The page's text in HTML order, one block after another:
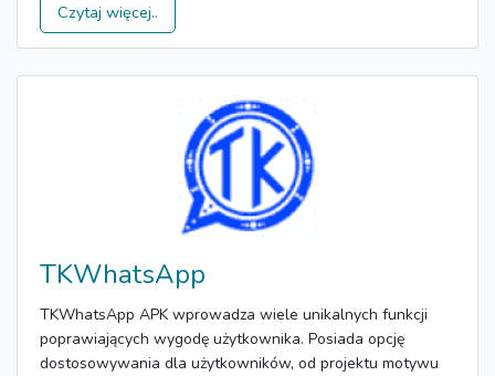
Czytaj więcej..
TKWhatsApp
TKWhatsApp APK wprowadza wiele unikalnych funkcji
poprawiających wygodę użytkownika. Posiada opcję
dostosowywania dla użytkowników, od projektu motywu